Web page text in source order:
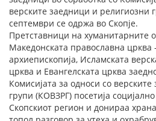
верските заедници и религиозни
септември се одржа во Скопје.
Претставници на хуманитарните
Македонската православна црква
архиепископија, Исламската
црква и Евангелската црква
Комисијата за односи со
групи (КОВЗРГ) посетија
Скопскиот регион и донираа